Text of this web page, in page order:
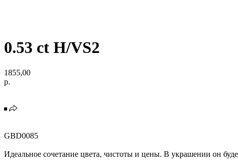
0.53 ct H/VS2
1855,00
р.
GBD0085
Идеальное сочетание цвета, чистоты и цены. В украшении он